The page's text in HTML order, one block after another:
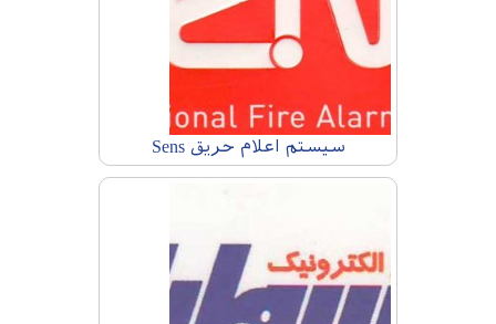
سیستم اعلام حریق Sens